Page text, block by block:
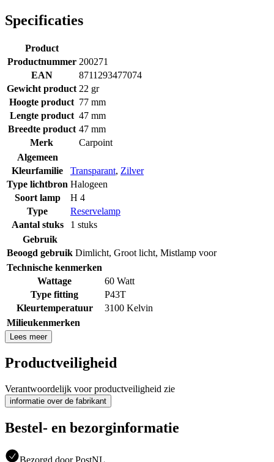
Specificaties
Product
Productnummer 200271
EAN
8711293477074
Gewicht product 22 gr
Hoogte product 77 mm
Lengte product 47 mm
Breedte product 47 mm
Merk
Carpoint
Algemeen
Kleurfamilie
Transparant, Zilver
Type lichtbron Halogeen
Soort lamp
H 4
Type
Reservelamp
Aantal stuks
1 stuks
Gebruik
Beoogd gebruik Dimlicht, Groot licht, Mistlamp voor
Technische kenmerken
Wattage
60 Watt
Type fitting
P43T
Kleurtemperatuur
3100 Kelvin
Milieukenmerken
Lees meer
Productveiligheid
Verantwoordelijk voor productveiligheid zie
informatie over de fabrikant
Bestel- en bezorginformatie